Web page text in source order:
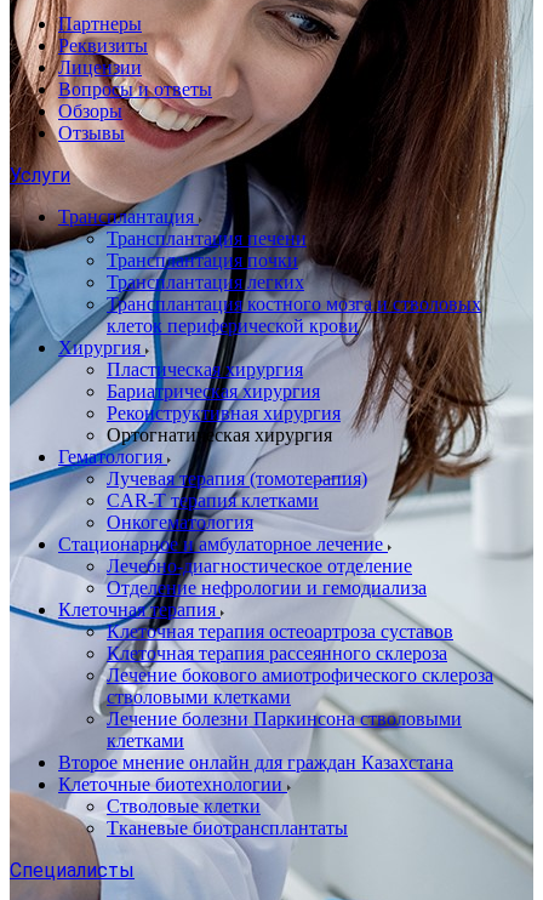
Партнеры
Реквизиты
Лицензии
Вопросы и ответы
Обзоры
Отзывы
Услуги
Трансплантация
Трансплантация печени
Трансплантация почки
Трансплантация легких
Трансплантация костного мозга и стволовых
клеток периферической крови
Хирургия
Пластическая хирургия
Бариатрическая хирургия
Реконструктивная хирургия
Ортогнатическая хирургия
Гематология
Лучевая терапия (томотерапия)
CAR-T терапия клетками
Онкогематология
Стационарное и амбулаторное лечение
Лечебно-диагностическое отделение
Отделение нефрологии и гемодиализа
Клеточная терапия
Клеточная терапия остеоартроза суставов
Клеточная терапия рассеянного склероза
Лечение бокового амиотрофического склероза
стволовыми клетками
Лечение болезни Паркинсона стволовыми
клетками
Второе мнение онлайн для граждан Казахстана
Клеточные биотехнологии
Стволовые клетки
Тканевые биотрансплантаты
Специалисты